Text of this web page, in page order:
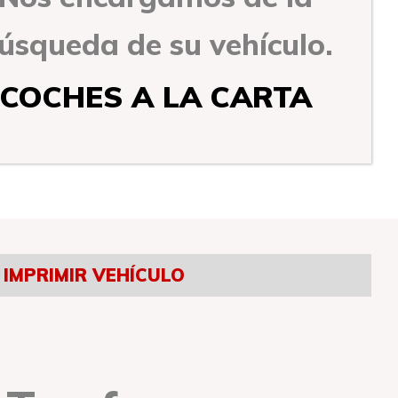
de su vehículo.
COCHES A LA CARTA
IMPRIMIR VEHÍCULO